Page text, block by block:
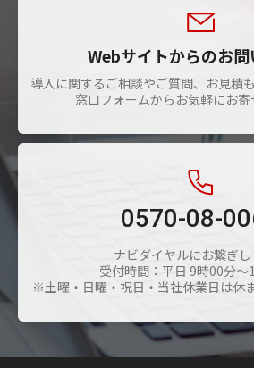
Webサイトからのお
導入に関するご相談やご質問、お見積
窓口フォームからお気軽にお寄
0570-08-
ナビダイヤルにお繋ぎし
受付時間：平日 9時00分～
※土曜・日曜・祝日・当社休業日は休